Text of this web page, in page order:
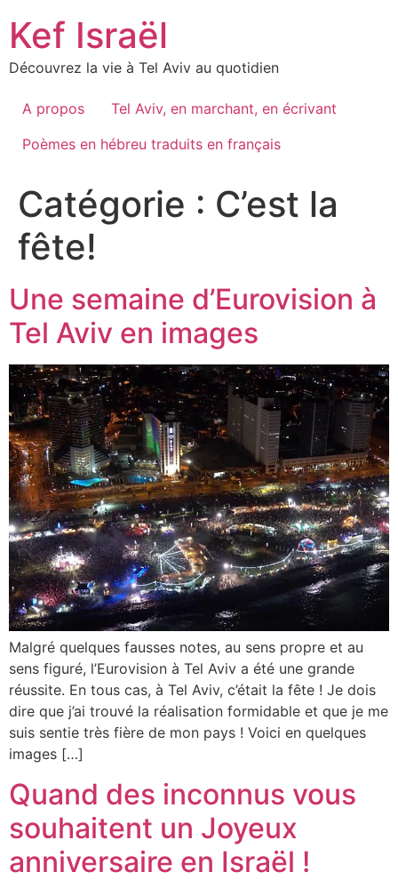
content
Kef Israël
Découvrez la vie à Tel Aviv au quotidien
A propos
Tel Aviv, en marchant, en écrivant
Poèmes en hébreu traduits en français
Catégorie : C’est la
fête!
Une semaine d’Eurovision à
Tel Aviv en images
Malgré quelques fausses notes, au sens propre et au
sens figuré, l’Eurovision à Tel Aviv a été une grande
réussite. En tous cas, à Tel Aviv, c’était la fête ! Je dois
dire que j’ai trouvé la réalisation formidable et que je me
suis sentie très fière de mon pays ! Voici en quelques
images […]
Quand des inconnus vous
souhaitent un Joyeux
anniversaire en Israël !